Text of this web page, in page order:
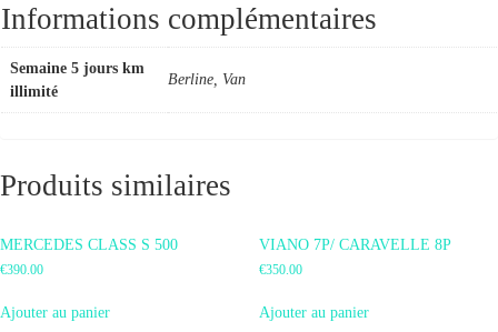
Informations complémentaires
Semaine 5 jours km
illimité
Berline, Van
Produits similaires
MERCEDES CLASS S 500
€390.00
Ajouter au panier
VIANO 7P/ CARAVELLE 8P
€350.00
Ajouter au panier